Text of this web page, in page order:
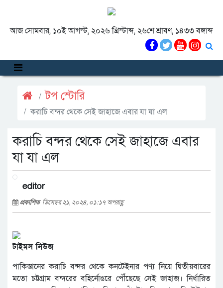
আজ সোমবার, ১০ই আগস্ট, ২০২৬ খ্রিস্টাব্দ, ২৬শে শ্রাবণ, ১৪৩৩ বঙ্গাব্দ
টপ স্টোরি
করাচি বন্দর থেকে সেই জাহাজে এবার যা যা এল
করাচি বন্দর থেকে সেই জাহাজে এবার
যা যা এল
editor
প্রকাশিত ডিসেম্বর ২১, ২০২৪, ০১:১৭ অপরাহ্ণ
টাইমস নিউজ
পাকিস্তানের করাচি বন্দর থেকে কনটেইনার পণ্য নিয়ে দ্বিতীয়বারের
মতো চট্টগ্রাম বন্দরের বহির্নোঙরে পৌঁছেছে সেই জাহাজ। নির্ধারিত